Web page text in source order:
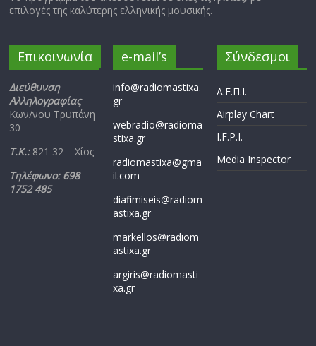
επιλογές της καλύτερης ελληνικής μουσικής.
Επικοινωνία
Διεύθυνση
Αλληλογραφίας
Κων/νου Τρυπάνη
30
Τ.Κ.: 821 32 – Χίος
Τηλέφωνο: 698
1752 485
e-mail’s
info@radiomastixa.
gr
webradio@radioma
stixa.gr
radiomastixa@gma
il.com
diafimiseis@radiom
astixa.gr
markellos@radiom
astixa.gr
argiris@radiomasti
xa.gr
Σύνδεσμοι
Α.Ε.Π.Ι.
Airplay Chart
I.F.P.I.
Media Inspector